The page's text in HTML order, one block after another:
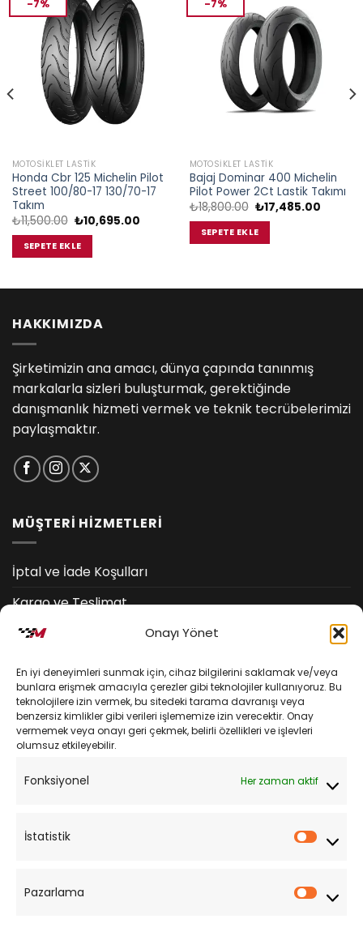
Onayı Yönet
En iyi deneyimleri sunmak için, cihaz bilgilerini saklamak ve/veya
bunlara erişmek amacıyla çerezler gibi teknolojiler kullanıyoruz. Bu
teknolojilere izin vermek, bu sitedeki tarama davranışı veya
benzersiz kimlikler gibi verileri işlememize izin verecektir. Onay
vermemek veya onayı geri çekmek, belirli özellikleri ve işlevleri
olumsuz etkileyebilir.
Fonksiyonel Her zaman aktif
İstatistik
Pazarlama
-7%
MOTOSIKLET LASTIK
Honda Cbr 125 Michelin Pilot
Street 100/80-17 130/70-17
Takım
₺11,500.00 Orijinal
fiyat:
₺11,500.00.
₺10,695.00Şu
SEPETE EKLE
-7%
MOTOSIKLET LASTIK
Bajaj Dominar 400 Michelin
Pilot Power 2Ct Lastik Takımı
₺18,800.00 Orijinal
fiyat:
₺18,800.00.
₺17,485.00Şu
SEPETE EKLE
HAKKIMIZDA
Şirketimizin ana amacı, dünya çapında tanınmış
markalarla sizleri buluşturmak, gerektiğinde
danışmanlık hizmeti vermek ve teknik tecrübelerimizi
paylaşmaktır.
MÜŞTERİ HİZMETLERİ
İptal ve İade Koşulları
Kargo ve Teslimat
Kişisel Verilerin Korunması
Mesafeli Satış Sözleşmesi
YARDIM
Sipariş Takibi